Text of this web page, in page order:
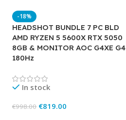
-18%
HEADSHOT BUNDLE 7 PC BLD
AMD RYZEN 5 5600X RTX 5050
8GB & MONITOR AOC G4XE G4
180Hz
In stock
€998.00 €819.00